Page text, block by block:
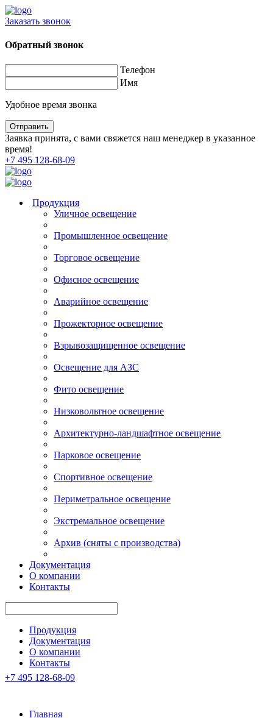
Заказать звонок
Обратный звонок
Телефон
Имя
Удобное время звонка
Заявка принята, с вами свяжется наш менеджер в указанное
время!
+7 495 128-68-09
Продукция
Уличное освещение
Промышленное освещение
Торговое освещение
Офисное освещение
Аварийное освещение
Прожекторное освещение
Взрывозащищенное освещение
Освещение для АЗС
Фито освещение
Низковольтное освещение
Архитектурно-ландшафтное освещение
Парковое освещение
Спортивное освещение
Периметральное освещение
Экстремальное освещение
Архив (сняты с производства)
Документация
О компании
Контакты
Продукция
Документация
О компании
Контакты
+7 495 128-68-09
Главная